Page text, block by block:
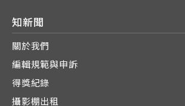
知新聞
關於我們
編輯規範與申訴
得獎紀錄
攝影棚出租